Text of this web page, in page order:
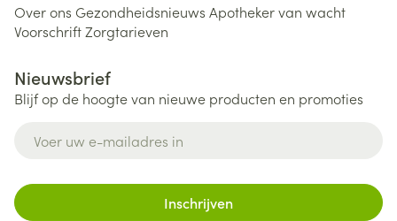
Over ons Gezondheidsnieuws Apotheker van wacht
VoorschriftZorgtarieven
Nieuwsbrief
Blijf op de hoogte van nieuwe producten en promoties
Inschrijven